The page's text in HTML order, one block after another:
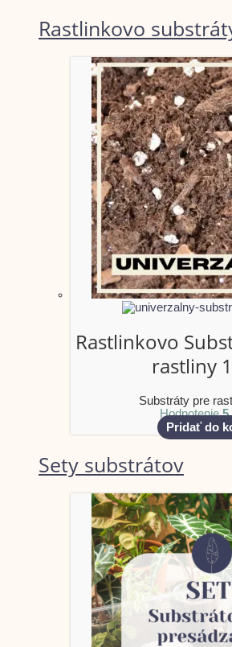
Rastlinkovo
Rastlinkovo
rastliny
Substráty pre
Hodnotenie
Pridať do
Sety substrátov